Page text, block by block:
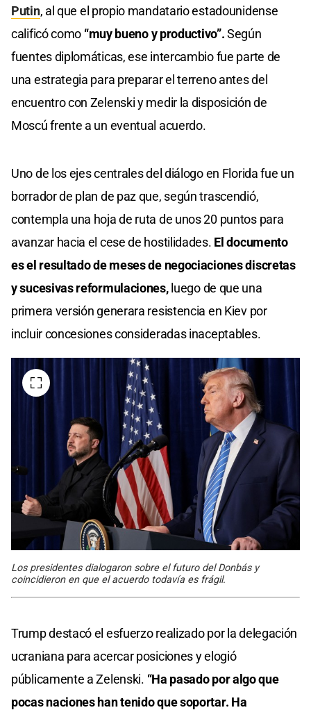
Putin, al que el propio mandatario estadounidense
calificó como “muy bueno y productivo”.Según
fuentes diplomáticas, ese intercambio fue parte de
una estrategia para preparar el terreno antes del
encuentro con Zelenski y medir la disposición de
Moscú frente a un eventual acuerdo.
Uno de los ejes centrales del diálogo en Florida fue un
borrador de plan de paz que, según trascendió,
contempla una hoja de ruta de unos 20 puntos para
avanzar hacia el cese de hostilidades. El documento
es el resultado de meses de negociaciones discretas
y sucesivas reformulaciones,luego de que una
primera versión generara resistencia en Kiev por
incluir concesiones consideradas inaceptables.
Los presidentes dialogaron sobre el futuro del Donbás y
coincidieron en que el acuerdo todavía es frágil.
Trump destacó el esfuerzo realizado por la delegación
ucraniana para acercar posiciones y elogió
públicamente a Zelenski. “Ha pasado por algo que
pocas naciones han tenido que soportar. Ha